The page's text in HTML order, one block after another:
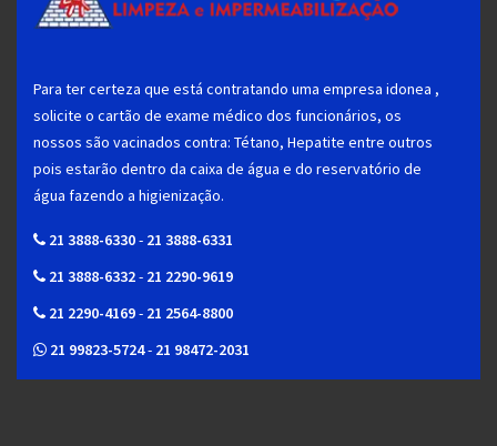
Para ter certeza que está contratando uma empresa idonea ,
solicite o cartão de exame médico dos funcionários, os
nossos são vacinados contra: Tétano, Hepatite entre outros
pois estarão dentro da caixa de água e do reservatório de
água fazendo a higienização.
21 3888-6330- 21 3888-6331
21 3888-6332- 21 2290-9619
21 2290-4169- 21 2564-8800
21 99823-5724- 21 98472-2031